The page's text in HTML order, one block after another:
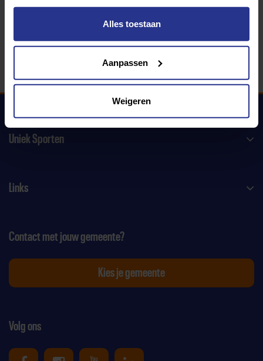
Alles toestaan
Aanpassen
Weigeren
Uniek Sporten
Links
Volg ons
Contact met jouw gemeente?
Kies je gemeente